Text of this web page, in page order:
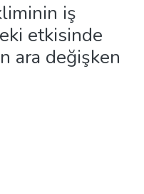
iş
etkisinde
ara değişken